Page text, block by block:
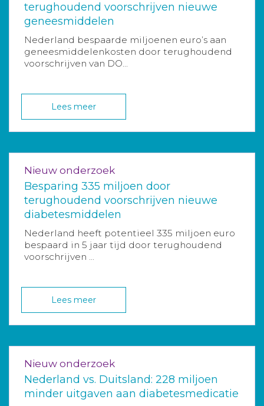
terughoudend voorschrijven nieuwe
geneesmiddelen
Nederland bespaarde miljoenen euro’s aan
geneesmiddelenkosten door terughoudend
voorschrijven van DO...
Lees meer
Nieuw onderzoek
Besparing 335 miljoen door
terughoudend voorschrijven nieuwe
diabetesmiddelen
Nederland heeft potentieel 335 miljoen euro
bespaard in 5 jaar tijd door terughoudend
voorschrijven ...
Lees meer
Nieuw onderzoek
Nederland vs. Duitsland: 228 miljoen
minder uitgaven aan diabetesmedicatie